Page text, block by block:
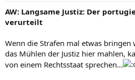
AW: Langsame Justiz: Der
verurteilt
Wenn die Strafen mal etwas bringen
das Mühlen der Justiz hier mahlen,
von einem Rechtsstaat sprechen...